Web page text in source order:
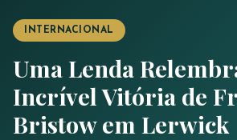
INTERNACIONAL
Uma Lenda
Incrível Vitória de
Bristow em Lerwick